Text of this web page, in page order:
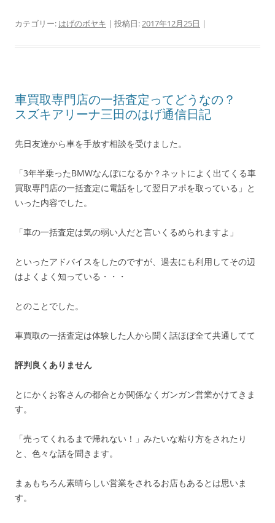
カテゴリー: はげのボヤキ | 投稿日:2017年12月25日 |
車買取専門店の一括査定ってどうなの？
スズキアリーナ三田のはげ通信日記
先日友達から車を手放す相談を受けました。
「3年半乗ったBMWなんぼになるか？ネットによく出てくる車
買取専門店の一括査定に電話をして翌日アポを取っている」と
いった内容でした。
「車の一括査定は気の弱い人だと言いくるめられますよ」
といったアドバイスをしたのですが、過去にも利用してその辺
はよくよく知っている・・・
とのことでした。
車買取の一括査定は体験した人から聞く話ほぼ全て共通してて
評判良くありません
とにかくお客さんの都合とか関係なくガンガン営業かけてきま
す。
「売ってくれるまで帰れない！」みたいな粘り方をされたり
と、色々な話を聞きます。
まぁもちろん素晴らしい営業をされるお店もあるとは思いま
す。